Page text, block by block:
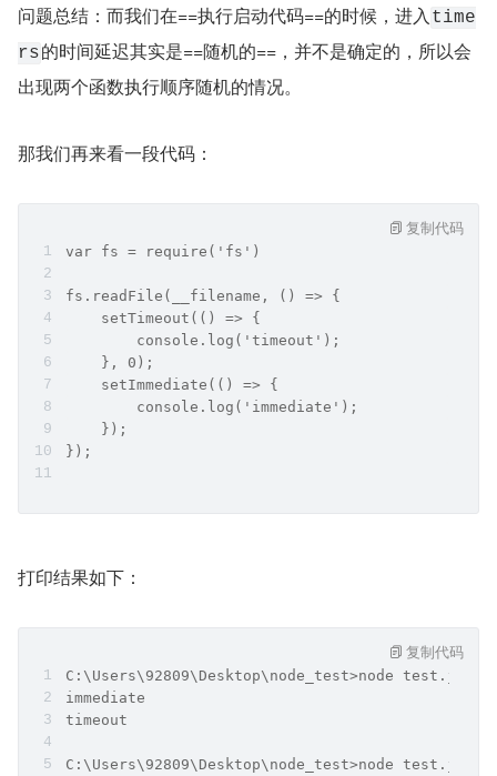
问题总结：而我们在==执行启动代码==的时候，进入 time
rs的时间延迟其实是==随机的==，并不是确定的，所以会
出现两个函数执行顺序随机的情况。
那我们再来看一段代码：
var fs = require('fs')
fs.readFile(__filename, () => {
    setTimeout(() => {
        console.log('timeout');
    }, 0);
    setImmediate(() => {
        console.log('immediate');
    });
});
复制代码
打印结果如下：
C:\Users\92809\Desktop\node_test>node test.js
immediate
timeout
C:\Users\92809\Desktop\node_test>node test.js
复制代码